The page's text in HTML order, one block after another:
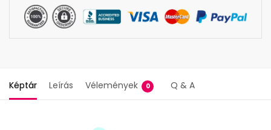
Képtár Leírás Vélemények 0 Q & A